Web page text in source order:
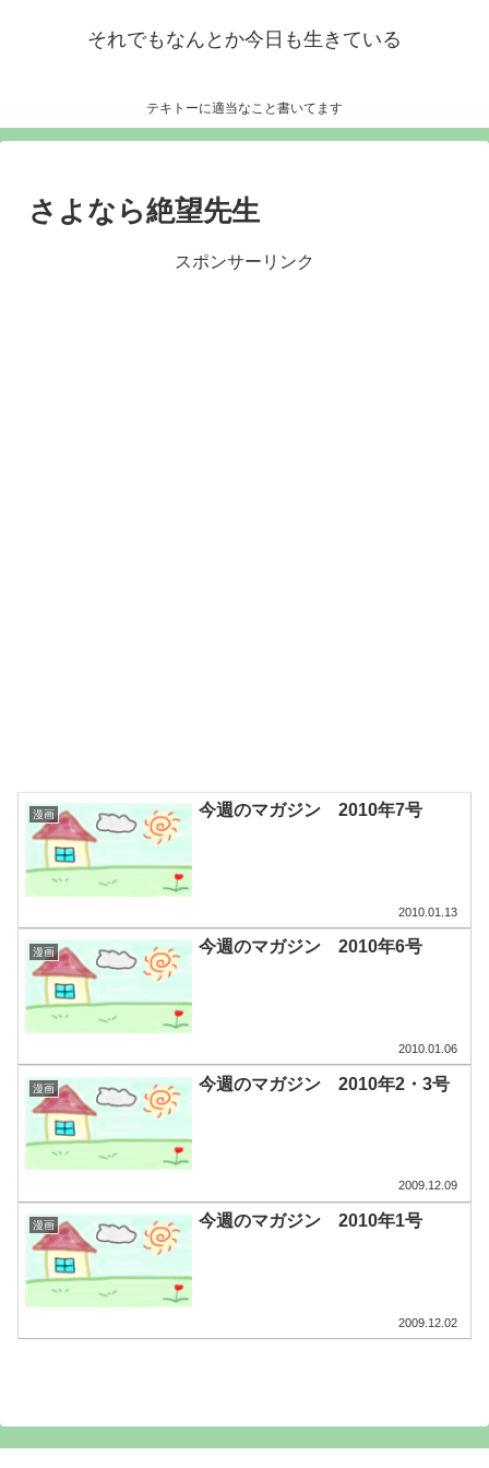
それでもなんとか今日も生きている
テキトーに適当なこと書いてます
さよなら絶望先生
スポンサーリンク
漫画 今週のマガジン 2010年7号
2010.01.13
漫画 今週のマガジン 2010年6号
2010.01.06
漫画 今週のマガジン 2010年2・3号
2009.12.09
漫画 今週のマガジン 2010年1号
2009.12.02